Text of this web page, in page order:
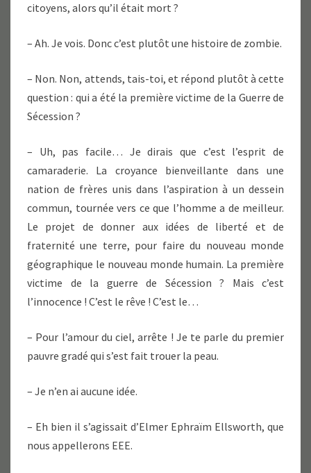
citoyens, alors qu’il était mort ?
– Ah. Je vois. Donc c’est plutôt une histoire de zombie.
– Non. Non, attends, tais-toi, et répond plutôt à cette
question : qui a été la première victime de la Guerre de
Sécession ?
– Uh, pas facile… Je dirais que c’est l’esprit de
camaraderie. La croyance bienveillante dans une
nation de frères unis dans l’aspiration à un dessein
commun, tournée vers ce que l’homme a de meilleur.
Le projet de donner aux idées de liberté et de
fraternité une terre, pour faire du nouveau monde
géographique le nouveau monde humain. La première
victime de la guerre de Sécession ? Mais c’est
l’innocence ! C’est le rêve ! C’est le…
– Pour l’amour du ciel, arrête ! Je te parle du premier
pauvre gradé qui s’est fait trouer la peau.
– Je n’en ai aucune idée.
– Eh bien il s’agissait d’Elmer Ephraïm Ellsworth, que
nous appellerons EEE.